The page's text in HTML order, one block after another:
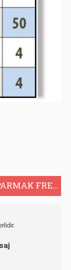
KÖŞE PAHLI CTF 0400 KARBÜR PARMAK FREZE